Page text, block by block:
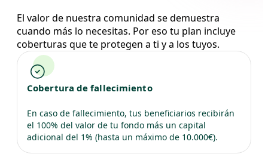
El valor de nuestra comunidad se demuestra
cuando más lo necesitas. Por eso tu plan incluye
coberturas que te protegen a ti y a los tuyos.
Cobertura de fallecimiento
En caso de fallecimiento, tus beneficiarios recibirán
el 100% del valor de tu fondo más un capital
adicional del 1% (hasta un máximo de 10.000€).